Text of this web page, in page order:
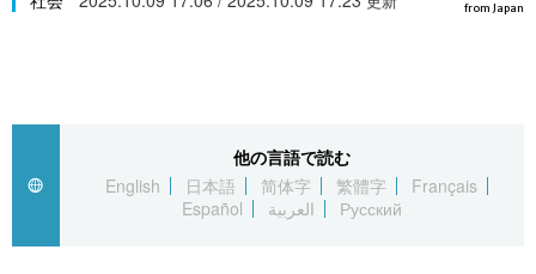
繁體字
العربية
社会
文化
科学・技術
お知らせ
from Japan
他の言語で読む
English
日本語 简体字 繁體字
Français
Español
العربية Русский